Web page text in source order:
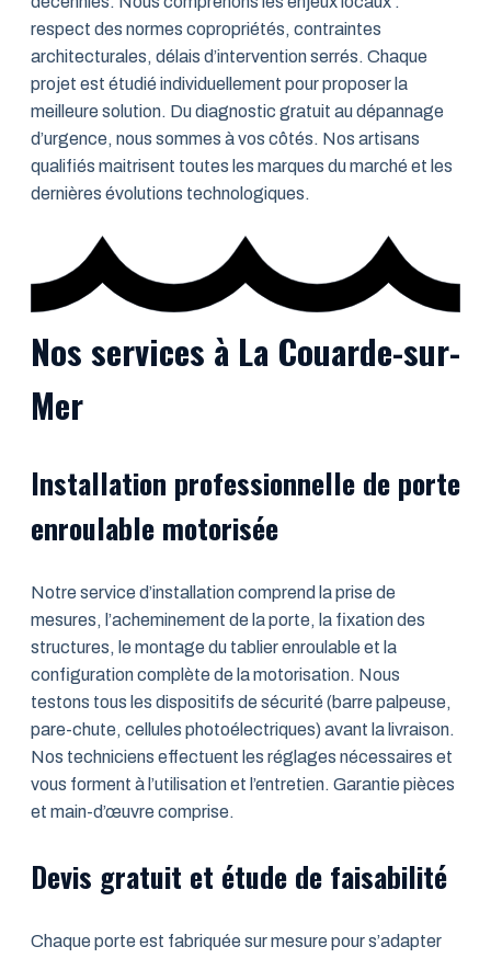
respect des normes copropriétés, contraintes
architecturales, délais d’intervention serrés. Chaque
projet est étudié individuellement pour proposer la
meilleure solution. Du diagnostic gratuit au dépannage
d’urgence, nous sommes à vos côtés. Nos artisans
qualifiés maitrisent toutes les marques du marché et les
dernières évolutions technologiques.
Nos services à La Couarde-sur-
Mer
Installation professionnelle de porte
enroulable motorisée
Notre service d’installation comprend la prise de
mesures, l’acheminement de la porte, la fixation des
structures, le montage du tablier enroulable et la
configuration complète de la motorisation. Nous
testons tous les dispositifs de sécurité (barre palpeuse,
pare-chute, cellules photoélectriques) avant la livraison.
Nos techniciens effectuent les réglages nécessaires et
vous forment à l’utilisation et l’entretien. Garantie pièces
et main-d’œuvre comprise.
Devis gratuit et étude de faisabilité
Chaque porte est fabriquée sur mesure pour s’adapter